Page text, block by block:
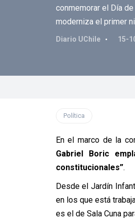
conmemorar el Día
moderniza el primer
Diario UChile 15-
Política
En el marco de la
Gabriel Boric
constitucionales”.
Desde el Jardín
en los que está
es el de Sala Cuna